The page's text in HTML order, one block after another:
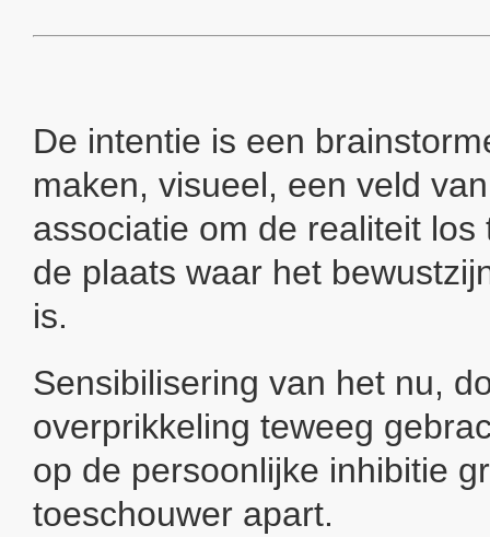
De intentie is een
maken, visueel, een veld
associatie om de realiteit los
de plaats waar het
is.
Sensibilisering van het nu,
overprikkeling teweeg
op de persoonlijke inhibitie
toeschouwer apart.